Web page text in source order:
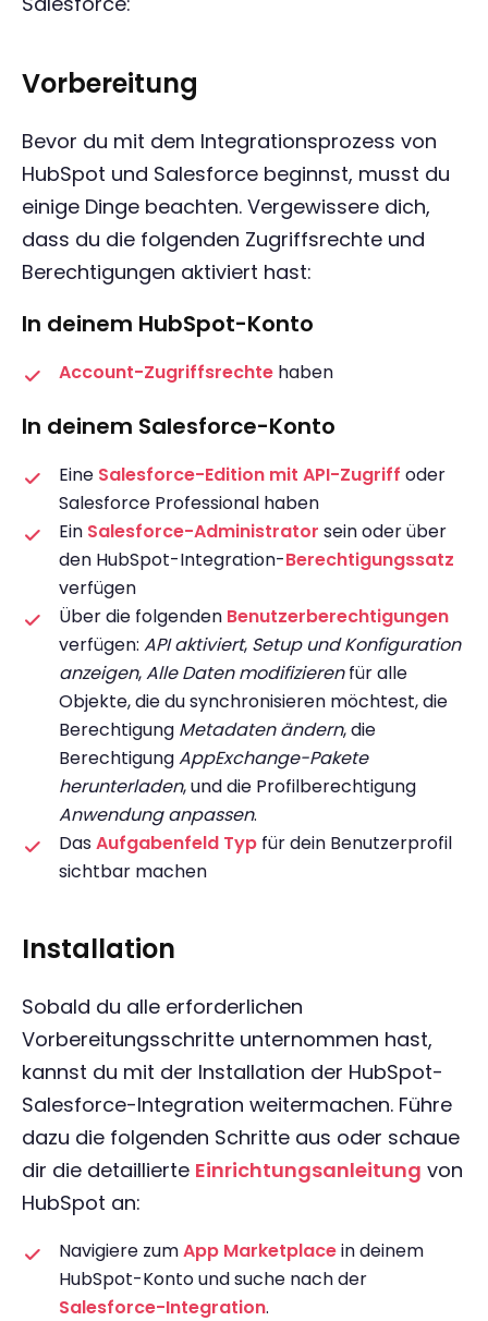
Vorbereitung
Bevor du mit dem Integrationsprozess von
HubSpot und Salesforce beginnst, musst du
einige Dinge beachten. Vergewissere dich,
dass du die folgenden Zugriffsrechte und
Berechtigungen aktiviert hast:
In deinem HubSpot-Konto
Account-Zugriffsrechte haben
In deinem Salesforce-Konto
Eine Salesforce-Edition mit API-Zugriff oder
Salesforce Professional haben
Ein Salesforce-Administrator sein oder über
den HubSpot-Integration-Berechtigungssatz
verfügen
Über die folgenden Benutzerberechtigungen
verfügen: API aktiviert, Setup und Konfiguration
anzeigen,Alle Daten modifizierenfür alle
Objekte, die du synchronisieren möchtest, die
Berechtigung Metadaten ändern, die
BerechtigungAppExchange-Pakete
herunterladen, und die Profilberechtigung
Anwendung anpassen.
DasAufgabenfeld Typ für dein Benutzerprofil
sichtbar machen
Installation
Sobald du alle erforderlichen
Vorbereitungsschritte unternommen hast,
kannst du mit der Installation der HubSpot-
Salesforce-Integration weitermachen. Führe
dazu die folgenden Schritte aus oder schaue
dir die detaillierte Einrichtungsanleitung von
HubSpot an:
Navigiere zumApp Marketplacein deinem
HubSpot-Konto und suche nach der
Salesforce-Integration.